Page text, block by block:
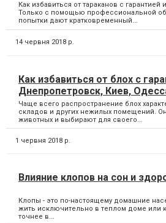
Как избавиться от тараканов с гарантией
Только с помощью профессиональной
попытки дают кратковременный...
14 червня 2018 р.
Как избавиться от блох с
Днепропетровск, Киев,
Чаще всего распространение блох
складов и других нежилых помещений.
животных и выбирают для своего...
1 червня 2018 р.
Влияние клопов на сон и
Клопы - это по-настоящему домашние
жить исключительно в теплом доме или
точнее в...